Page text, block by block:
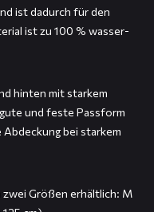
ist dadurch für den
ist zu 100 % wasser-
hinten mit starkem
und feste Passform
bei starkem
Größen erhältlich: M